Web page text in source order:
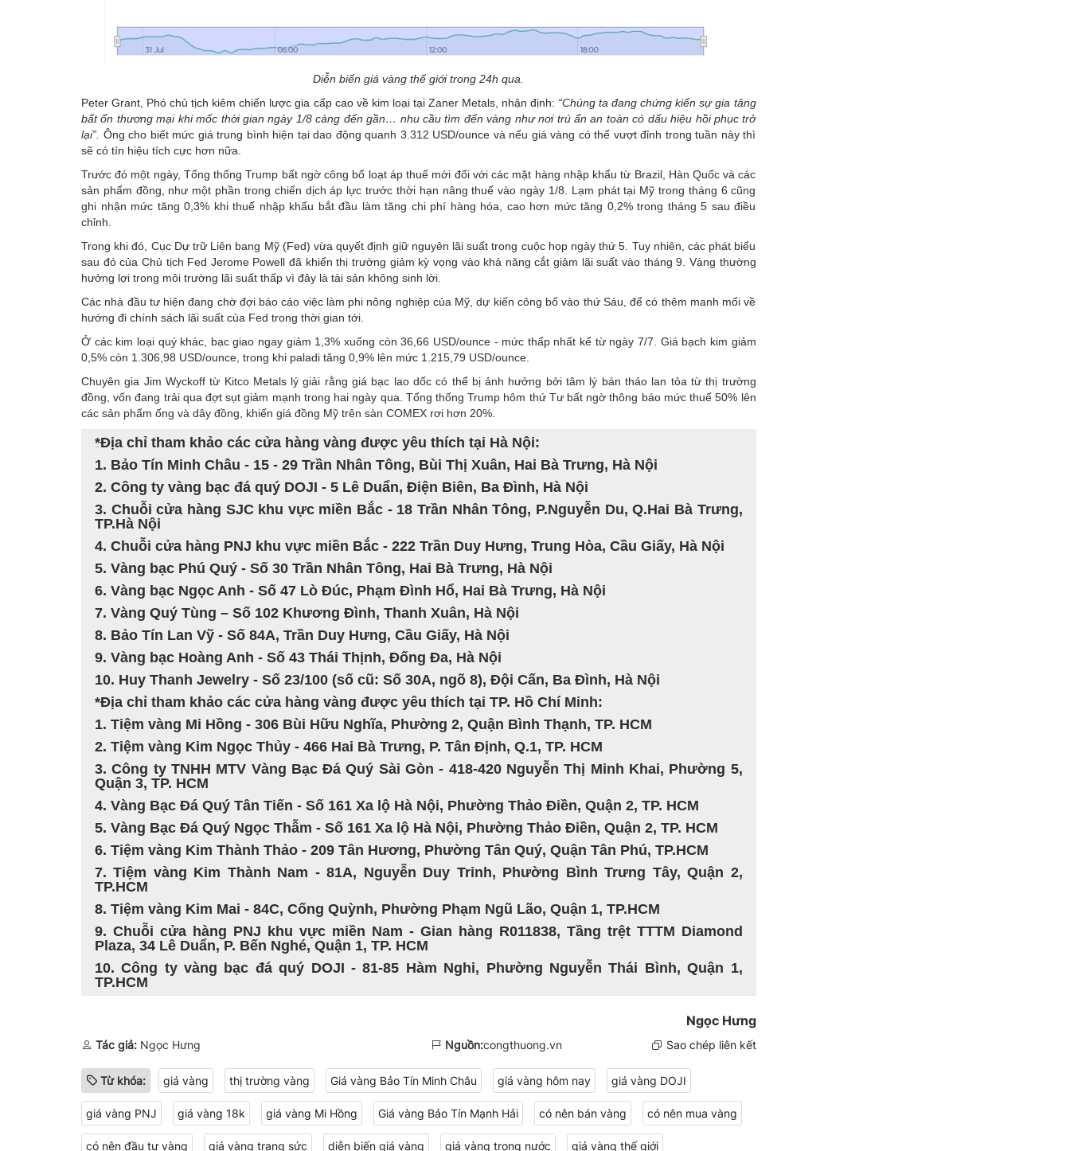
Diễn biến giá vàng thế giới trong 24h qua.
Peter Grant, Phó chủ tịch kiêm chiến lược gia cấp cao về kim loại tại Zaner Metals, nhận định: “Chúng ta đang chứng kiến sự gia tăng
bất ổn thương mại khi mốc thời gian ngày 1/8 càng đến gần… nhu cầu tìm đến vàng như nơi trú ẩn an toàn có dấu hiệu hồi phục trở
lại”. Ông cho biết mức giá trung bình hiện tại dao động quanh 3.312 USD/ounce và nếu giá vàng có thể vượt đỉnh trong tuần này thì
sẽ có tín hiệu tích cực hơn nữa.
Trước đó một ngày, Tổng thống Trump bất ngờ công bố loạt áp thuế mới đối với các mặt hàng nhập khẩu từ Brazil, Hàn Quốc và các
sản phẩm đồng, như một phần trong chiến dịch áp lực trước thời hạn nâng thuế vào ngày 1/8. Lạm phát tại Mỹ trong tháng 6 cũng
ghi nhận mức tăng 0,3% khi thuế nhập khẩu bắt đầu làm tăng chi phí hàng hóa, cao hơn mức tăng 0,2% trong tháng 5 sau điều
chỉnh.
Trong khi đó, Cục Dự trữ Liên bang Mỹ (Fed) vừa quyết định giữ nguyên lãi suất trong cuộc họp ngày thứ 5. Tuy nhiên, các phát biểu
sau đó của Chủ tịch Fed Jerome Powell đã khiến thị trường giảm kỳ vọng vào khả năng cắt giảm lãi suất vào tháng 9. Vàng thường
hưởng lợi trong môi trường lãi suất thấp vì đây là tài sản không sinh lời.
Các nhà đầu tư hiện đang chờ đợi báo cáo việc làm phi nông nghiệp của Mỹ, dự kiến công bố vào thứ Sáu, để có thêm manh mối về
hướng đi chính sách lãi suất của Fed trong thời gian tới.
Ở các kim loại quý khác, bạc giao ngay giảm 1,3% xuống còn 36,66 USD/ounce - mức thấp nhất kể từ ngày 7/7. Giá bạch kim giảm
0,5% còn 1.306,98 USD/ounce, trong khi paladi tăng 0,9% lên mức 1.215,79 USD/ounce.
Chuyên gia Jim Wyckoff từ Kitco Metals lý giải rằng giá bạc lao dốc có thể bị ảnh hưởng bởi tâm lý bán tháo lan tỏa từ thị trường
đồng, vốn đang trải qua đợt sụt giảm mạnh trong hai ngày qua. Tổng thống Trump hôm thứ Tư bất ngờ thông báo mức thuế 50% lên
các sản phẩm ống và dây đồng, khiến giá đồng Mỹ trên sàn COMEX rơi hơn 20%.
*Địa chỉ tham khảo các cửa hàng vàng được yêu thích tại Hà Nội:
1. Bảo Tín Minh Châu - 15 - 29 Trần Nhân Tông, Bùi Thị Xuân, Hai Bà Trưng, Hà Nội
2. Công ty vàng bạc đá quý DOJI - 5 Lê Duẩn, Điện Biên, Ba Đình, Hà Nội
3. Chuỗi cửa hàng SJC khu vực miền Bắc - 18 Trần Nhân Tông, P.Nguyễn Du, Q.Hai Bà Trưng,
TP.Hà Nội
4. Chuỗi cửa hàng PNJ khu vực miền Bắc - 222 Trần Duy Hưng, Trung Hòa, Cầu Giấy, Hà Nội
5. Vàng bạc Phú Quý - Số 30 Trần Nhân Tông, Hai Bà Trưng, Hà Nội
6. Vàng bạc Ngọc Anh - Số 47 Lò Đúc, Phạm Đình Hổ, Hai Bà Trưng, Hà Nội
7. Vàng Quý Tùng – Số 102 Khương Đình, Thanh Xuân, Hà Nội
8. Bảo Tín Lan Vỹ - Số 84A, Trần Duy Hưng, Cầu Giấy, Hà Nội
9. Vàng bạc Hoàng Anh - Số 43 Thái Thịnh, Đống Đa, Hà Nội
10. Huy Thanh Jewelry - Số 23/100 (số cũ: Số 30A, ngõ 8), Đội Cấn, Ba Đình, Hà Nội
*Địa chỉ tham khảo các cửa hàng vàng được yêu thích tại TP. Hồ Chí Minh:
1. Tiệm vàng Mi Hồng - 306 Bùi Hữu Nghĩa, Phường 2, Quận Bình Thạnh, TP. HCM
2. Tiệm vàng Kim Ngọc Thủy - 466 Hai Bà Trưng, P. Tân Định, Q.1, TP. HCM
3. Công ty TNHH MTV Vàng Bạc Đá Quý Sài Gòn - 418-420 Nguyễn Thị Minh Khai, Phường 5,
Quận 3, TP. HCM
4. Vàng Bạc Đá Quý Tân Tiến - Số 161 Xa lộ Hà Nội, Phường Thảo Điền, Quận 2, TP. HCM
5. Vàng Bạc Đá Quý Ngọc Thẫm - Số 161 Xa lộ Hà Nội, Phường Thảo Điền, Quận 2, TP. HCM
6. Tiệm vàng Kim Thành Thảo - 209 Tân Hương, Phường Tân Quý, Quận Tân Phú, TP.HCM
7. Tiệm vàng Kim Thành Nam - 81A, Nguyễn Duy Trinh, Phường Bình Trưng Tây, Quận 2,
TP.HCM
8. Tiệm vàng Kim Mai - 84C, Cống Quỳnh, Phường Phạm Ngũ Lão, Quận 1, TP.HCM
9. Chuỗi cửa hàng PNJ khu vực miền Nam - Gian hàng R011838, Tầng trệt TTTM Diamond
Plaza, 34 Lê Duẩn, P. Bến Nghé, Quận 1, TP. HCM
10. Công ty vàng bạc đá quý DOJI - 81-85 Hàm Nghi, Phường Nguyễn Thái Bình, Quận 1,
TP.HCM
Ngọc Hưng
Tác giả: Ngọc Hưng Nguồn:congthuong.vn Sao chép liên kết
Từ khóa: giá vàng thị trường vàng Giá vàng Bảo Tín Minh Châu giá vàng hôm nay giá vàng DOJI
giá vàng PNJ giá vàng 18k giá vàng Mi Hồng Giá vàng Bảo Tín Mạnh Hải có nên bán vàng có nên mua vàng
có nên đầu tư vàng giá vàng trang sức diễn biến giá vàng giá vàng trong nước giá vàng thế giới